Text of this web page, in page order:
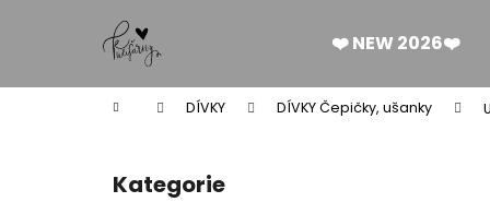
❤️ NEW 2026❤️
Domů DÍVKY DÍVKY Čepičky, ušanky
Přeskočit
kategorie
Kategorie
í
Zpět
do
Zpět
do